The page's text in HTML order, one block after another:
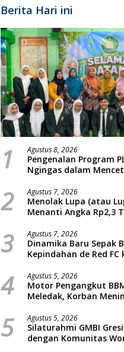
Berita Hari ini
1 Agustus 8, 2026
Pengenalan Program
Ngingas dalam
2 Agustus 7, 2026
Menolak Lupa (atau
Menanti Angka Rp2,3
Penyelidikan
3 Agustus 7, 2026
Dinamika Baru Sepak
Kepindahan de Red
4 Agustus 5, 2026
Motor Pengangkut
Meledak, Korban
5 Agustus 5, 2026
Silaturahmi GMBI
dengan Komunitas